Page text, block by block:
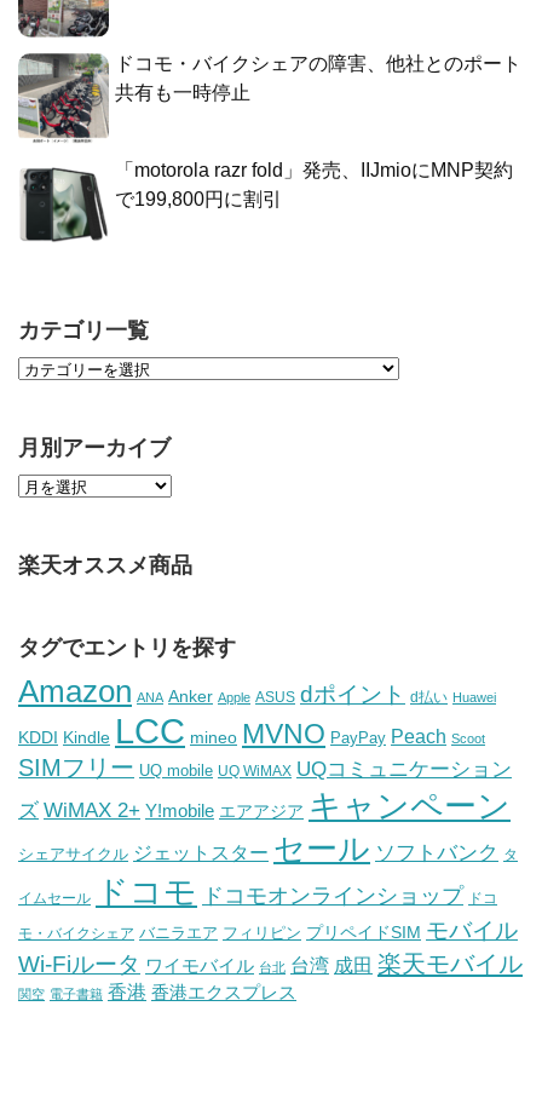
ドコモ・バイクシェアの障害、他社とのポート
共有も一時停止
「motorola razr fold」発売、IIJmioにMNP契約
で199,800円に割引
カテゴリ一覧
月別アーカイブ
楽天オススメ商品
タグでエントリを探す
Amazon ANA Anker Apple ASUS dポイント d払い Huawei
KDDI Kindle LCC mineo MVNO PayPay Peach Scoot
SIMフリー UQ mobile UQ WiMAX UQコミュニケーション
ズ WiMAX 2+ Y!mobile エアアジア キャンペーン
シェアサイクル ジェットスター セール ソフトバンク タ
イムセール ドコモ ドコモオンラインショップ ドコ
モ・バイクシェア バニラエア フィリピン プリペイドSIM モバイル
Wi-Fiルータ ワイモバイル 台北 台湾 成田 楽天モバイル
関空 電子書籍 香港 香港エクスプレス